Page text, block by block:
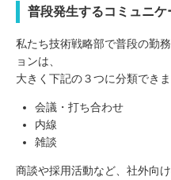
普段発生するコミュニ
私たち技術戦略部で普段の勤
ョンは、
大きく下記の３つに分類できま
会議・打ち合わせ
内線
雑談
商談や採用活動など、社外向